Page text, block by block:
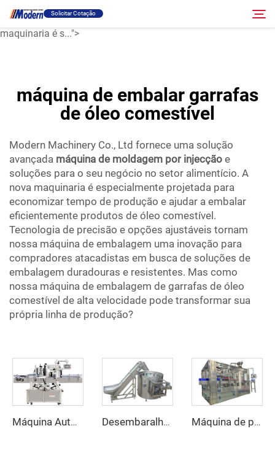
máquina de moldagem por injeção
e soluções para o seu negócio no setor alimentício. A nova
maquinaria é s...">
Solicitar Cotação
Envase E Embalagem
Sobre
Vídeo
Contato
Site RU
máquina de embalar garrafas
de óleo comestível
Modern Machinery Co., Ltd fornece uma solução
avançada máquina de moldagem por injecção e
soluções para o seu negócio no setor alimentício. A
nova maquinaria é especialmente projetada para
economizar tempo de produção e ajudar a embalar
eficientemente produtos de óleo comestível.
Tecnologia de precisão e opções ajustáveis tornam
nossa máquina de embalagem uma inovação para
compradores atacadistas em busca de soluções de
embalagem duradouras e resistentes. Mas como
nossa máquina de embalagem de garrafas de óleo
comestível de alta velocidade pode transformar sua
própria linha de produção?
Máquina Automática de Etiquetagem Adesiva Desembaralhador Automático de Garrafas Máquina de preenchimento de azeite